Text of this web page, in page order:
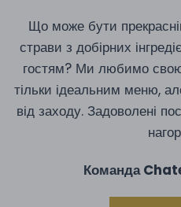
Що може бути
страви з добірних
гостям? Ми любимо
тільки ідеальним меню,
від заходу. Задоволені
Команда